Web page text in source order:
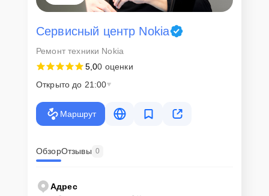
Сервисный центр Nokia
Ремонт техники Nokia
5,00 оценки
Открыто до 21:00
Маршрут
ОбзорОтзывы 0
Адрес